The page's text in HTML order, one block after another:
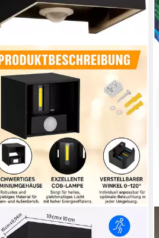
KUKAK
LED Außen-Wandleuchte, LED fest